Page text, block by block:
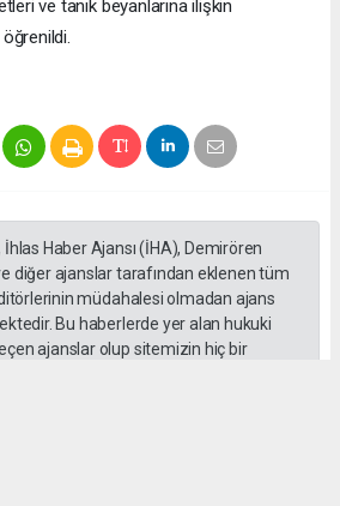
ve tanık beyanlarına ilişkin
Haber Ajansı (İHA), Demirören
diğer ajanslar tarafından eklenen tüm
müdahalesi olmadan ajans
Bu haberlerde yer alan hukuki
ajanslar olup sitemizin hiç bir